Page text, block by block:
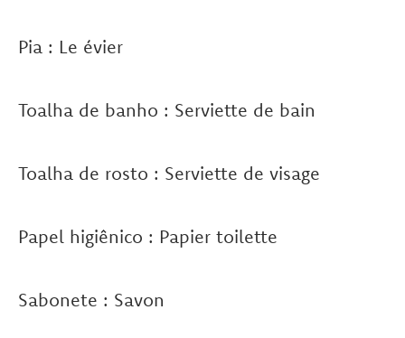
Pia : Le évier
Toalha de banho : Serviette de bain
Toalha de rosto : Serviette de visage
Papel higiênico : Papier toilette
Sabonete : Savon